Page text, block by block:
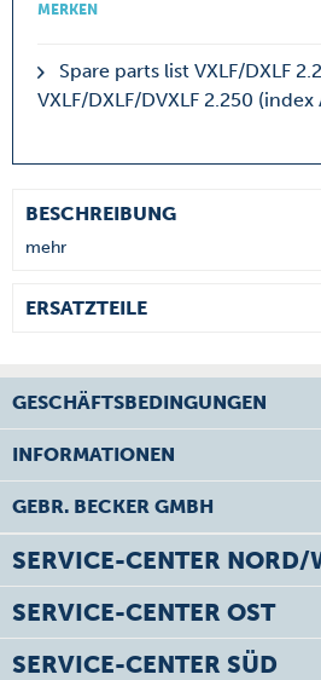
MERKEN
Spare parts list VXLF/DXLF
VXLF/DXLF/DVXLF 2.250 (index
BESCHREIBUNG
mehr
ERSATZTEILE
GESCHÄFTSBEDINGUNGEN
INFORMATIONEN
GEBR. BECKER GMBH
SERVICE-CENTER NORD/
SERVICE-CENTER OST
SERVICE-CENTER SÜD